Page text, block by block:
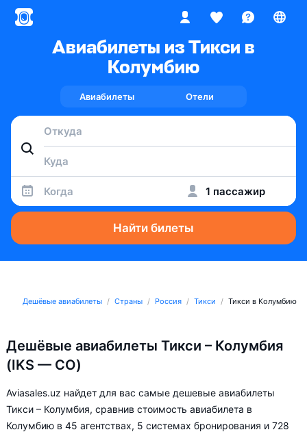
Авиабилеты из Тикси в
Колумбию
Авиабилеты Отели
Когда 1 пассажир
Найти билеты
Дешёвые авиабилеты Страны Россия Тикси Тикси в Колумбию
Дешёвые авиабилеты Тикси – Колумбия
(IKS — CO)
Aviasales.uz найдет для вас самые дешевые авиабилеты
Тикси – Колумбия, сравнив стоимость авиабилета в
Колумбию в 45 агентствах, 5 системах бронирования и 728